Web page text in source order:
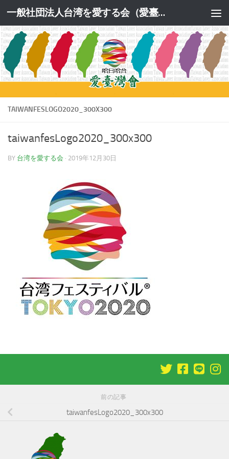
コンテンツへスキップ 一般社団法人台湾を愛する会（愛臺灣會）公式サイト
TAIWANFESLOGO2020_300X300
taiwanfesLogo2020_300x300
BY 台湾を愛する会 · 2019年12月30日
前の記事
taiwanfesLogo2020_300x300